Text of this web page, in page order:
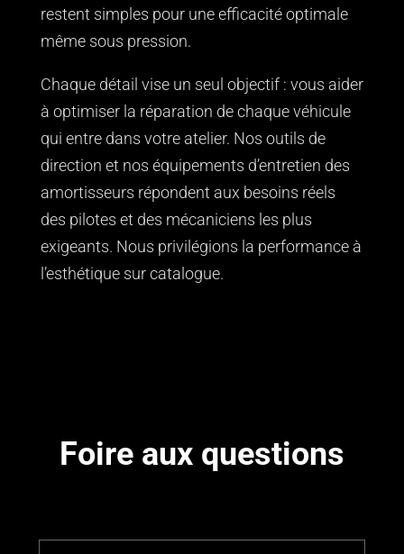
restent simples pour une efficacité optimale
même sous pression.
Chaque détail vise un seul objectif : vous aider
à optimiser la réparation de chaque véhicule
qui entre dans votre atelier. Nos outils de
direction et nos équipements d’entretien des
amortisseurs répondent aux besoins réels
des pilotes et des mécaniciens les plus
exigeants. Nous privilégions la performance à
l’esthétique sur catalogue.
Foire aux questions